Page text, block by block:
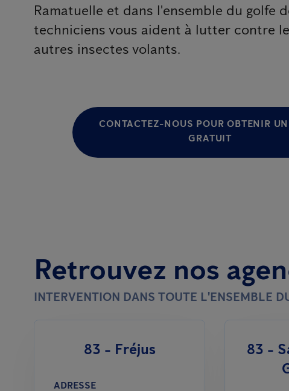
Ramatuelle et dans l'ensemble du golfe
techniciens vous aident à lutter contre
autres insectes volants.
CONTACTEZ-NOUS POUR OBTENIR
GRATUIT
Retrouvez nos
INTERVENTION DANS TOUTE L'ENSEMBLE
83 - Fréjus
ADRESSE
83 -